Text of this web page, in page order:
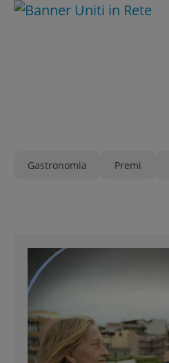
Gastronomia Premi